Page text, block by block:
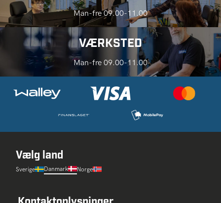
Man-fre 09.00-11.00
VÆRKSTED
Man-fre 09.00-11.00
Vælg land
Sverige Danmark Norge
Kontaktoplysninger